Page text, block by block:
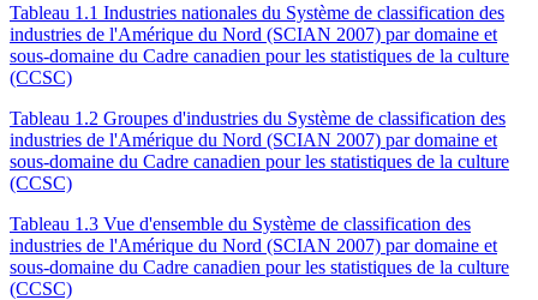
Tableau 1.1 Industries nationales du Système de classification des
industries de l'Amérique du Nord (SCIAN 2007) par domaine et
sous-domaine du Cadre canadien pour les statistiques de la culture
(CCSC)
Tableau 1.2 Groupes d'industries du Système de classification des
industries de l'Amérique du Nord (SCIAN 2007) par domaine et
sous-domaine du Cadre canadien pour les statistiques de la culture
(CCSC)
Tableau 1.3 Vue d'ensemble du Système de classification des
industries de l'Amérique du Nord (SCIAN 2007) par domaine et
sous-domaine du Cadre canadien pour les statistiques de la culture
(CCSC)